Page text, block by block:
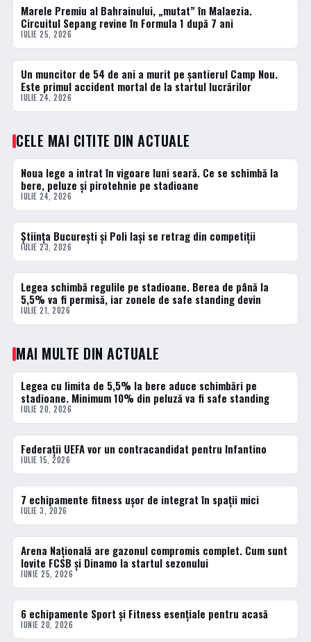
ACTUALE
Marele Premiu al Bahrainului, „mutat” în Malaezia.
Circuitul Sepang revine în Formula 1 după 7 ani
IULIE 25, 2026
ACTUALE
Un muncitor de 54 de ani a murit pe șantierul Camp Nou.
Este primul accident mortal de la startul lucrărilor
IULIE 24, 2026
CELE MAI CITITE DIN ACTUALE
1 · TOP
Noua lege a intrat în vigoare luni seară. Ce se schimbă la
bere, peluze și pirotehnie pe stadioane
IULIE 24, 2026
2 · TOP
Știința București și Poli Iași se retrag din competiții
IULIE 23, 2026
3 · TOP
Legea schimbă regulile pe stadioane. Berea de până la
5,5% va fi permisă, iar zonele de safe standing devin
IULIE 21, 2026
MAI MULTE DIN ACTUALE
ACTUALE
Legea cu limita de 5,5% la bere aduce schimbări pe
stadioane. Minimum 10% din peluză va fi safe standing
IULIE 20, 2026
ACTUALE
Federații UEFA vor un contracandidat pentru Infantino
IULIE 15, 2026
ACTUALE
7 echipamente fitness ușor de integrat în spații mici
IULIE 3, 2026
ACTUALE
Arena Națională are gazonul compromis complet. Cum sunt
lovite FCSB și Dinamo la startul sezonului
IUNIE 25, 2026
ACTUALE
6 echipamente Sport și Fitness esențiale pentru acasă
IUNIE 20, 2026